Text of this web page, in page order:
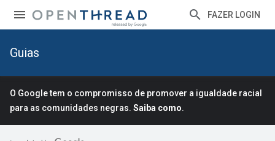
FAZER LOGIN
Guias
O Google tem o compromisso de promover a igualdade racial
para as comunidades negras. Saiba como.